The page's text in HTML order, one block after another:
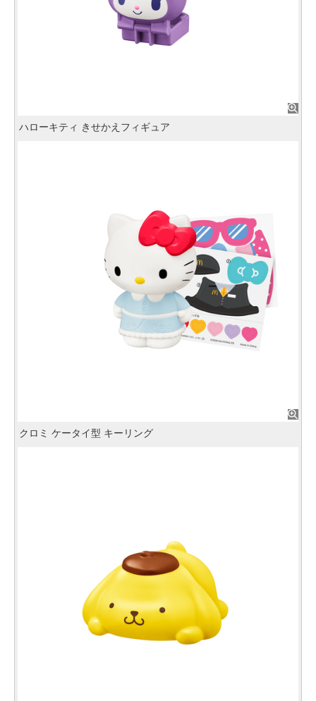
ハローキティ きせかえフィギュア
クロミ ケータイ型 キーリング